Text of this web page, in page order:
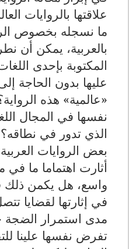
علاقتها بالروايات
ما نسجله بخصوص
بالعربية، يمكن أن
المكتوبة بإحدى
عليها بدون الحاجة
«عالمية» هذه
نفسها في المجال
الذي تدور في
بعض الروايات
أثارت اهتماما ما
واسع، هل يكمن ذلك
في إثارتها لقضايا
مدى استمرار الضجة
تفرض نفسها علينا